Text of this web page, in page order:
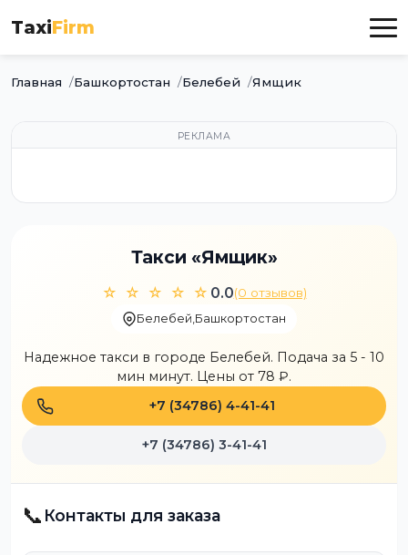
TaxiFirm
Главная Башкортостан Белебей Ямщик
РЕКЛАМА
Такси «Ямщик»
☆ ☆ ☆ ☆ ☆ 0.0(0 отзывов)
Белебей,Башкортостан
Надежное такси в городе Белебей. Подача за 5 - 10
мин минут. Цены от 78 ₽.
+7 (34786) 4-41-41
+7 (34786) 3-41-41
📞 Контакты для заказа